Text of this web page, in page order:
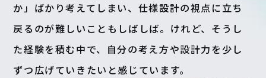
か」ばかり考えてしまい、仕様設計の視点に立ち
戻るのが難しいこともしばしば。けれど、そうし
た経験を積む中で、自分の考え方や設計力を少し
ずつ広げていきたいと感じています。